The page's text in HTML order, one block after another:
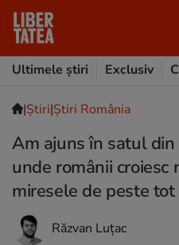
Ultimele știri
Exclusiv
|Ştiri|Știri România
Am ajuns în satul
unde românii croiesc
miresele de peste tot
Răzvan Luțac